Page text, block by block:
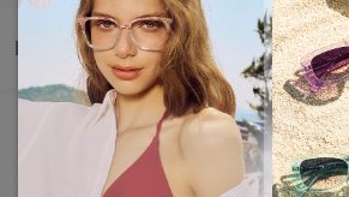
Entrega
Pedido realizado
Revestimiento resistente a
60 días de garantía de devolución y